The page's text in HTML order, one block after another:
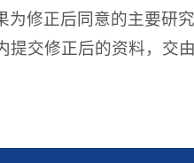
为修正后同意的主要研
提交修正后的资料，交